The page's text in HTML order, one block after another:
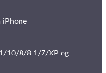
iPhone
10/8/8.1/7/XP og